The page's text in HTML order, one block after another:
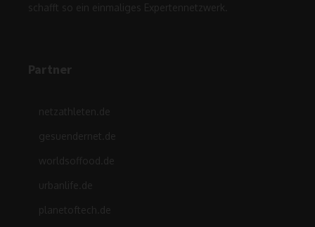
schafft so ein einmaliges Expertennetzwerk.
Partner
netzathleten.de
gesuendernet.de
worldsoffood.de
urbanlife.de
planetoftech.de